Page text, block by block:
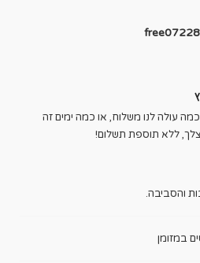
עולה לנו משלוח, או כמה ימים זה
והסביבה.
במזומן